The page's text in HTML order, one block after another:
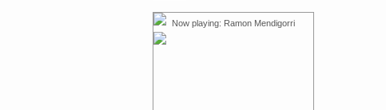
Now playing: Ramon Mendigorri